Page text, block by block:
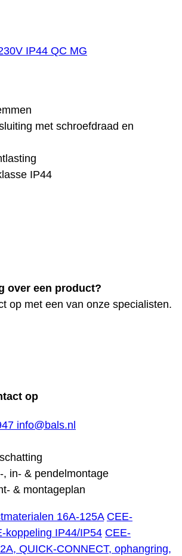
IP44 QC MG
met schroefdraad en
IP44
over een product?
op met een van onze specialisten.
op
info@bals.nl
, in- & pendelmontage
& montageplan
16A-125A CEE-
koppeling IP44/IP54 CEE-
QUICK-CONNECT, ophangring,